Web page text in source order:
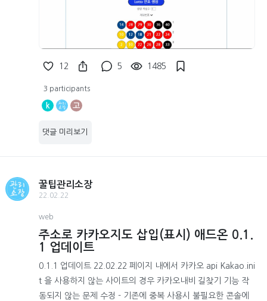
12 5 1485
3 participants
k 고
댓글 미리보기
꿀팁관리소장
22.02.22
web
주소로 카카오지도 삽입(표시) 애드온 0.1.
1 업데이트
0.1.1 업데이트 22.02.22 페이지 내에서 카카오 api Kakao.ini
t 을 사용하지 않는 사이트의 경우 카카오내비 길찾기 기능 작
동되지 않는 문제 수정 - 기존에 중복 사용시 불필요한 콘솔에